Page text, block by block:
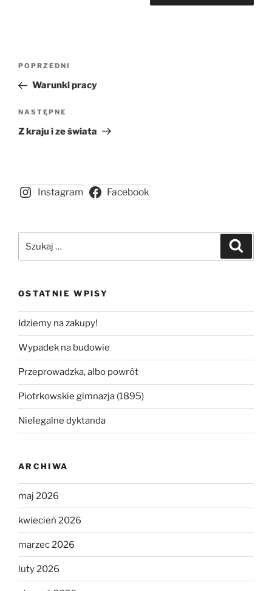
Nawigacja
Poprzedni
wpis
POPRZEDNI
Warunki pracy
Następny
wpis
NASTĘPNE
Z kraju i ze świata
Instagram Facebook
OSTATNIE WPISY
Idziemy na zakupy!
Wypadek na budowie
Przeprowadzka, albo powrót
Piotrkowskie gimnazja (1895)
Nielegalne dyktanda
ARCHIWA
maj 2026
kwiecień 2026
marzec 2026
luty 2026